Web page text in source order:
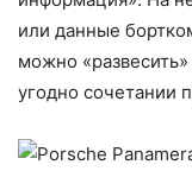
или данные
можно
угодно сочетании